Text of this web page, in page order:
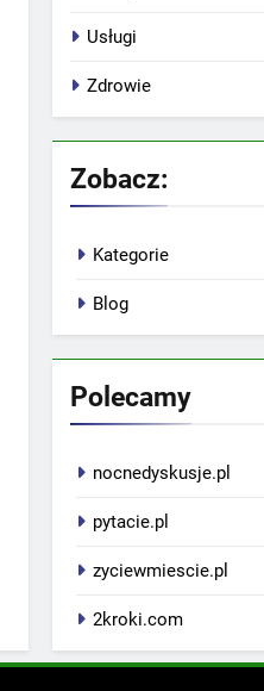
Usługi
Zdrowie
Zobacz:
Kategorie
Blog
Polecamy
nocnedyskusje.pl
pytacie.pl
zyciewmiescie.pl
2kroki.com